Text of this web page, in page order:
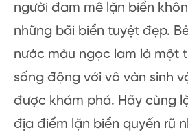
người đam mê lặn biển
những bãi biển tuyệt đẹp.
nước màu ngọc lam là một
sống động với vô vàn sinh
được khám phá. Hãy cùng
địa điểm lặn biển quyến rũ